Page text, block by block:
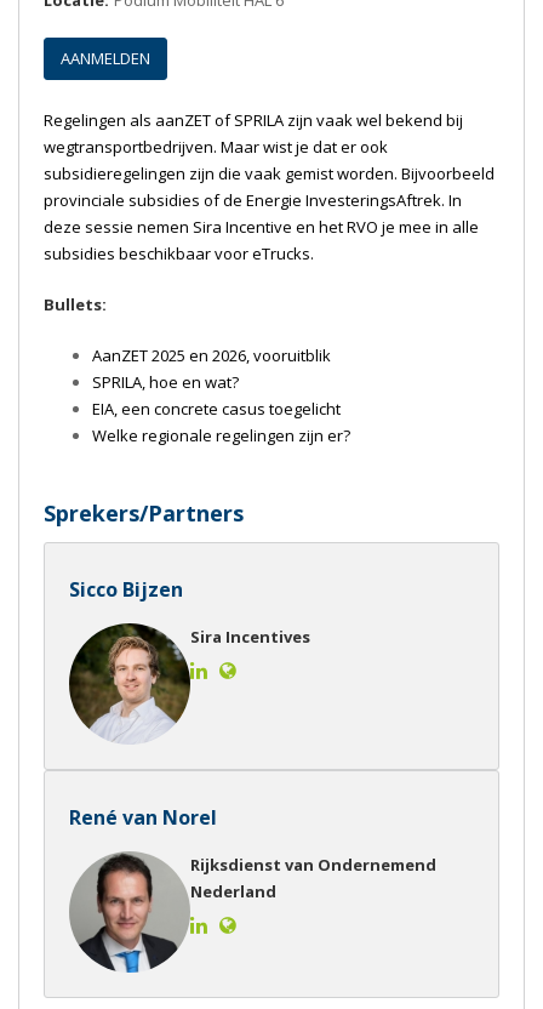
AANMELDEN
Regelingen als aanZET of SPRILA zijn vaak wel bekend bij
wegtransportbedrijven. Maar wist je dat er ook
subsidieregelingen zijn die vaak gemist worden. Bijvoorbeeld
provinciale subsidies of de Energie InvesteringsAftrek. In
deze sessie nemen Sira Incentive en het RVO je mee in alle
subsidies beschikbaar voor eTrucks.
Bullets:
AanZET 2025 en 2026, vooruitblik
SPRILA, hoe en wat?
EIA, een concrete casus toegelicht
Welke regionale regelingen zijn er?
Sprekers/Partners
Sicco Bijzen
Sira Incentives
René van Norel
Rijksdienst van Ondernemend
Nederland